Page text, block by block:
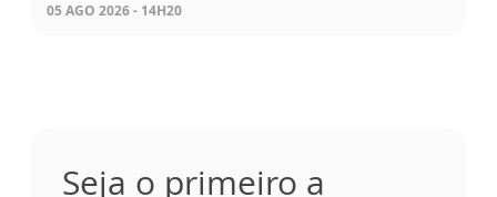
05 AGO 2026 - 14H20
Seja o primeiro a